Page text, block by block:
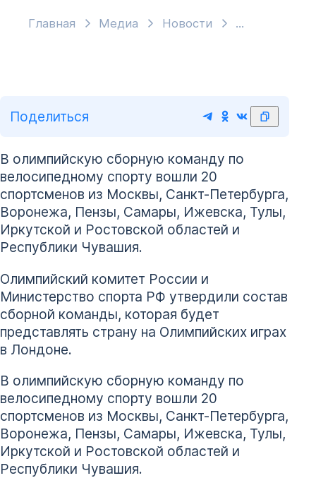
Главная Медиа Новости
Поделиться
В олимпийскую сборную команду по
велосипедному спорту вошли 20
спортсменов из Москвы, Санкт-Петербурга,
Воронежа, Пензы, Самары, Ижевска, Тулы,
Иркутской и Ростовской областей и
Республики Чувашия.
Олимпийский комитет России и
Министерство спорта РФ утвердили состав
сборной команды, которая будет
представлять страну на Олимпийских играх
в Лондоне.
В олимпийскую сборную команду по
велосипедному спорту вошли 20
спортсменов из Москвы, Санкт-Петербурга,
Воронежа, Пензы, Самары, Ижевска, Тулы,
Иркутской и Ростовской областей и
Республики Чувашия.